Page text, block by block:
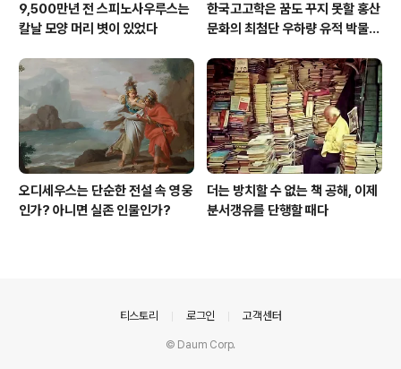
9,500만년 전 스피노사우루스는
칼날 모양 머리 볏이 있었다
한국고고학은 꿈도 꾸지 못할 홍산
문화의 최첨단 우하량 유적 박물관
오디세우스는 단순한 전설 속 영웅
인가? 아니면 실존 인물인가?
더는 방치할 수 없는 책 공해, 이제
분서갱유를 단행할 때다
티스토리 로그인 고객센터
© Daum Corp.